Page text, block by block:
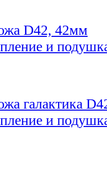
D42, 42мм
и
галактика
и